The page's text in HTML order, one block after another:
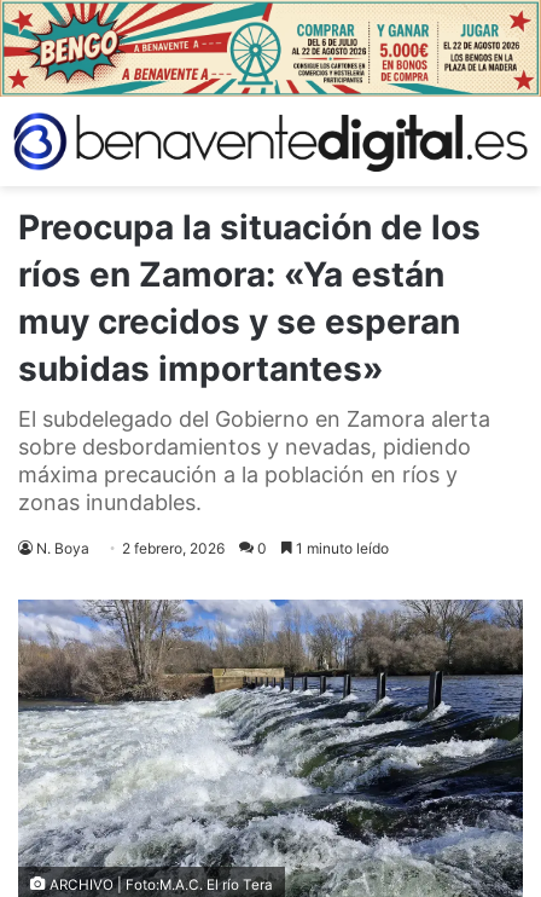
Preocupa la situación de los
ríos en Zamora: «Ya están
muy crecidos y se esperan
subidas importantes»
El subdelegado del Gobierno en Zamora alerta
sobre desbordamientos y nevadas, pidiendo
máxima precaución a la población en ríos y
zonas inundables.
N. Boya 2 febrero, 2026 0 1 minuto leído
ARCHIVO | Foto:M.A.C. El río Tera